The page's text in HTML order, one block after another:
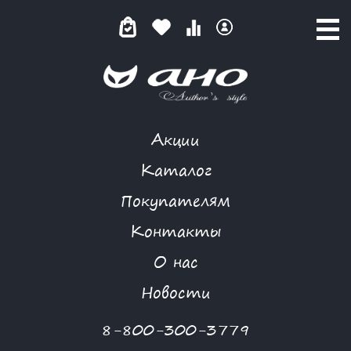
Акции
Каталог
Покупателям
Контакты
О нас
Новости
8-800-300-3779
КОМБИНЕЗОН